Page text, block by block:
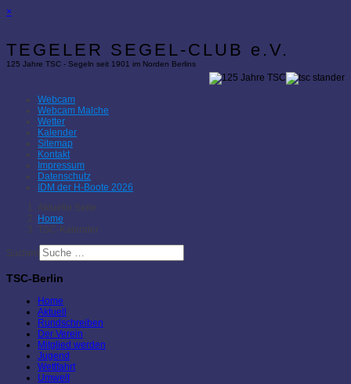
×
TEGELER SEGEL-CLUB e.V.
125 Jahre TSC - Segeln seit 1901 im Norden Berlins
Webcam
Webcam Malche
Wetter
Kalender
Sitemap
Kontakt
Impressum
Datenschutz
IDM der H-Boote 2026
Aktuelle Seite:
Home
TSC-Kalender
Suchen
TSC-Berlin
Home
Aktuell
Rundschreiben
Der Verein
Mitglied werden
Jugend
Wettfahrt
Umwelt